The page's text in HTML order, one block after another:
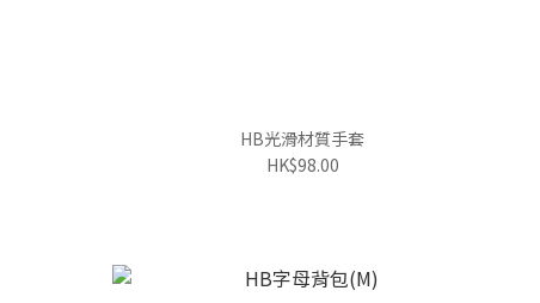
HB光滑材質手套
HK$98.00